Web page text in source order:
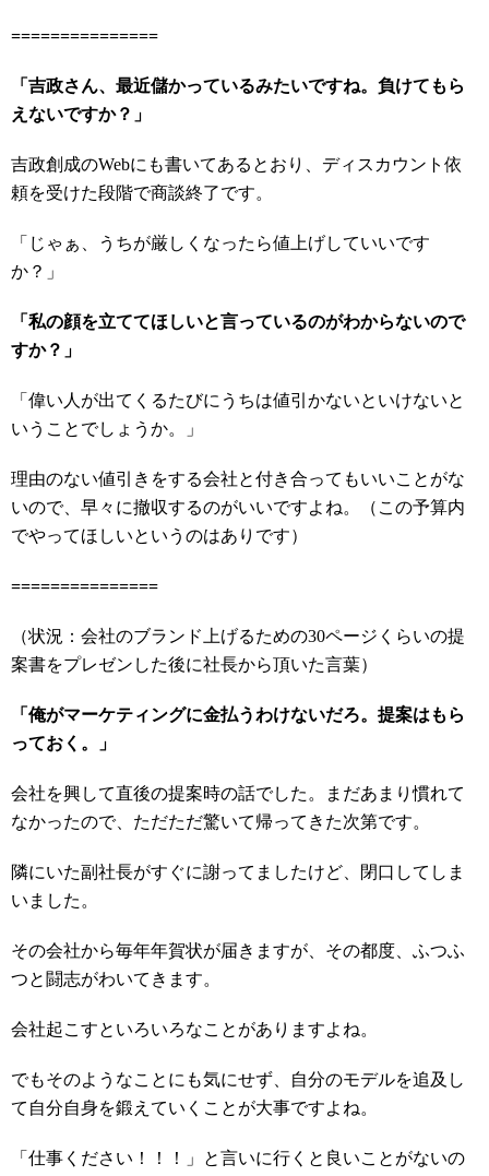
===============
「吉政さん、最近儲かっているみたいですね。負けてもら
えないですか？」
吉政創成のWebにも書いてあるとおり、ディスカウント依
頼を受けた段階で商談終了です。
「じゃぁ、うちが厳しくなったら値上げしていいです
か？」
「私の顔を立ててほしいと言っているのがわからないので
すか？」
「偉い人が出てくるたびにうちは値引かないといけないと
いうことでしょうか。」
理由のない値引きをする会社と付き合ってもいいことがな
いので、早々に撤収するのがいいですよね。（この予算内
でやってほしいというのはありです）
===============
（状況：会社のブランド上げるための30ページくらいの提
案書をプレゼンした後に社長から頂いた言葉）
「俺がマーケティングに金払うわけないだろ。提案はもら
っておく。」
会社を興して直後の提案時の話でした。まだあまり慣れて
なかったので、ただただ驚いて帰ってきた次第です。
隣にいた副社長がすぐに謝ってましたけど、閉口してしま
いました。
その会社から毎年年賀状が届きますが、その都度、ふつふ
つと闘志がわいてきます。
会社起こすといろいろなことがありますよね。
でもそのようなことにも気にせず、自分のモデルを追及し
て自分自身を鍛えていくことが大事ですよね。
「仕事ください！！！」と言いに行くと良いことがないの